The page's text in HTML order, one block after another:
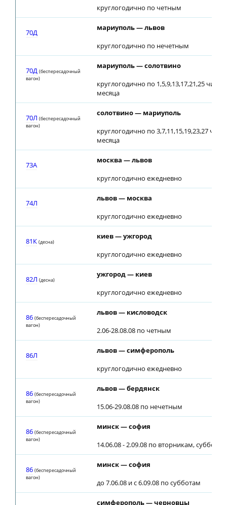
круглогодично по четным
70Д
мариуполь — львов
круглогодично по нечетным
70Д (беспересадочный
вагон)
мариуполь — солотвино
круглогодично по 1,5,9,13,17,21,25
месяца
70Л (беспересадочный
вагон)
солотвино — мариуполь
круглогодично по 3,7,11,15,19,23,27
месяца
73A
москва — львов
круглогодично ежедневно
74Л
львов — москва
круглогодично ежедневно
81К (десна)
киев — ужгород
круглогодично ежедневно
82Л (десна)
ужгород — киев
круглогодично ежедневно
86 (беспересадочный
вагон)
львов — кисловодск
2.06-28.08.08 по четным
86Л
львов — симферополь
круглогодично ежедневно
86 (беспересадочный
вагон)
львов — бердянск
15.06-29.08.08 по нечетным
86 (беспересадочный
вагон)
минск — софия
14.06.08 - 2.09.08 по вторникам, субботам
86 (беспересадочный
вагон)
минск — софия
до 7.06.08 и с 6.09.08 по субботам
симферополь — черновцы